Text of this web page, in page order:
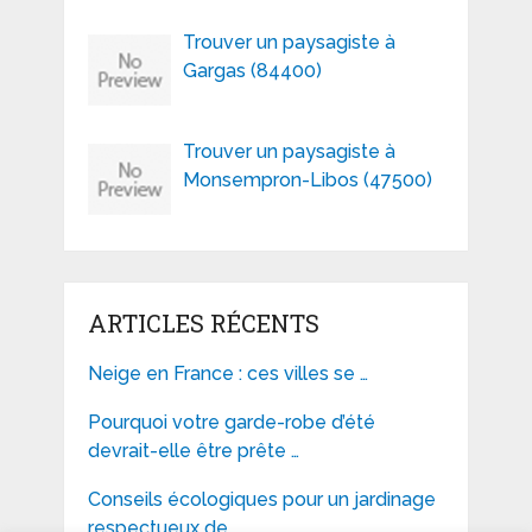
Trouver un paysagiste à
Gargas (84400)
Trouver un paysagiste à
Monsempron-Libos (47500)
ARTICLES RÉCENTS
Neige en France : ces villes se …
Pourquoi votre garde-robe d’été
devrait-elle être prête …
Conseils écologiques pour un jardinage